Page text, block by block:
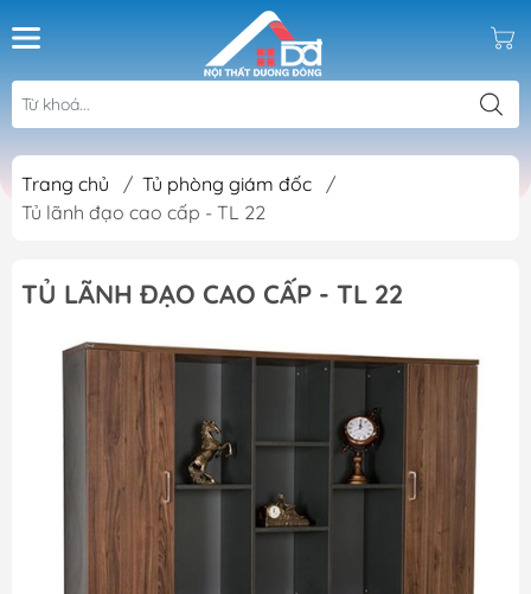
Trang chủ / Tủ phòng giám đốc
/
Tủ lãnh đạo cao cấp - TL 22
TỦ LÃNH ĐẠO CAO CẤP - TL 22